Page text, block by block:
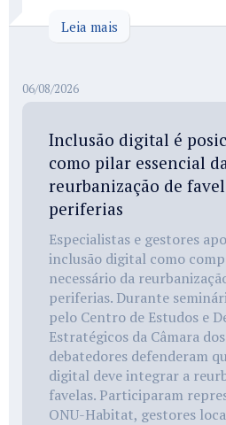
Leia mais
06/08/2026
Inclusão digital é
como pilar essencial da
reurbanização de
periferias
Especialistas e gestores
inclusão digital como
necessário da
periferias. Durante
pelo Centro de Estudos e
Estratégicos da Câmara
debatedores defenderam
digital deve integrar a
favelas. Participaram
ONU-Habitat, gestores